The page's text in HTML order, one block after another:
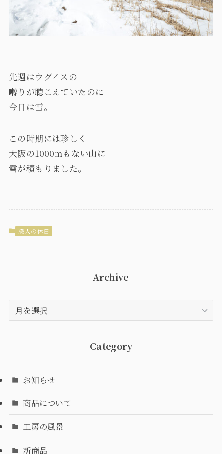
先週はウグイスの
囀りが聴こえていたのに
今日は雪。
この時期には珍しく
大阪の1000mもない山に
雪が積もりました。
職人の休日
Archive
Archive
Category
お知らせ
商品について
工房の風景
新商品